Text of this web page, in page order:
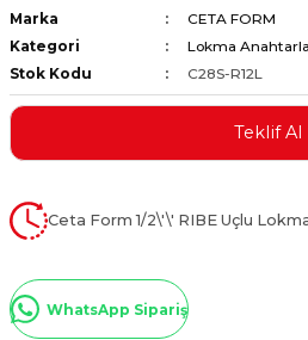
Kaplamalar
ve Penseler
Marka
CETA FORM
Kategori
Lokma
Stok Kodu
C28S-R12L
Teklif Al
Ceta Form 1/2\'\' RIBE Uçlu
WhatsApp Sipariş